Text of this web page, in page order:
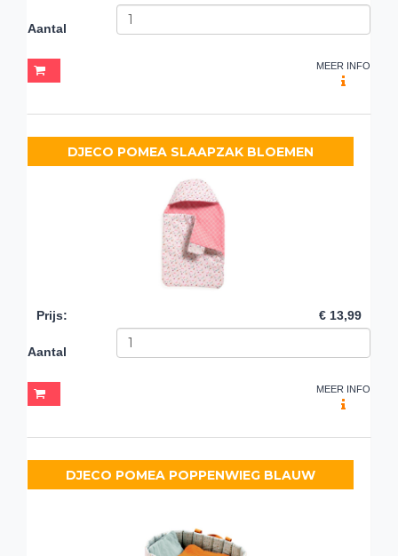
Aantal
MEER INFO
DJECO POMEA SLAAPZAK BLOEMEN
Prijs: € 13,99
Aantal
MEER INFO
DJECO POMEA POPPENWIEG BLAUW